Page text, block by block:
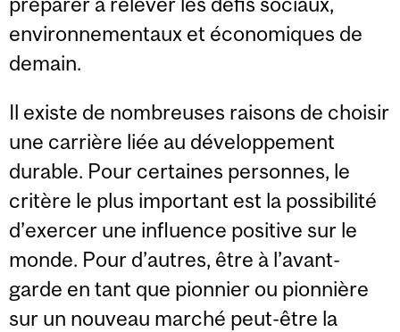
environnementaux et économiques de
demain.
Il existe de nombreuses raisons de choisir
une carrière liée au développement
durable. Pour certaines personnes, le
critère le plus important est la possibilité
d’exercer une influence positive sur le
monde. Pour d’autres, être à l’avant-
garde en tant que pionnier ou pionnière
sur un nouveau marché peut-être la